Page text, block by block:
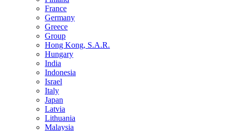
France
Germany
Greece
Group
Hong Kong, S.A.R.
Hungary
India
Indonesia
Israel
Italy
Japan
Latvia
Lithuania
Malaysia